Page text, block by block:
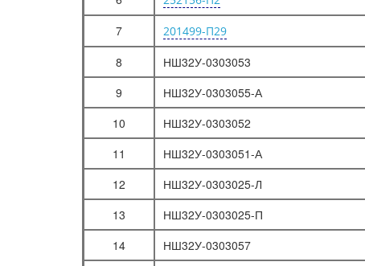
7
201499-П29
8
НШ32У-0303053
9
НШ32У-0303055-А
10
НШ32У-0303052
11
НШ32У-0303051-А
12
НШ32У-0303025-Л
13
НШ32У-0303025-П
14
НШ32У-0303057